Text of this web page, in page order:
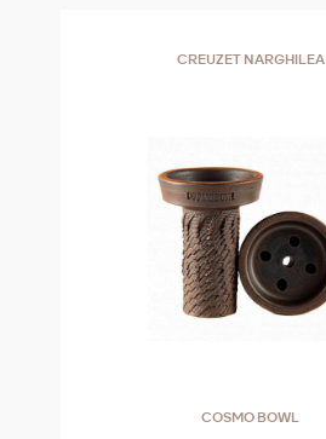
CREUZET NARGHILEA
COSMO BOWL